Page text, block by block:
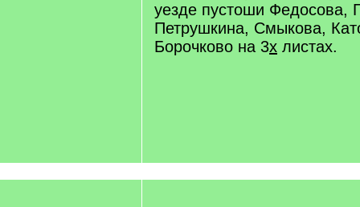
уезде пустоши Федосова,
Петрушкина, Смыкова,
Борочково на 3х листах.